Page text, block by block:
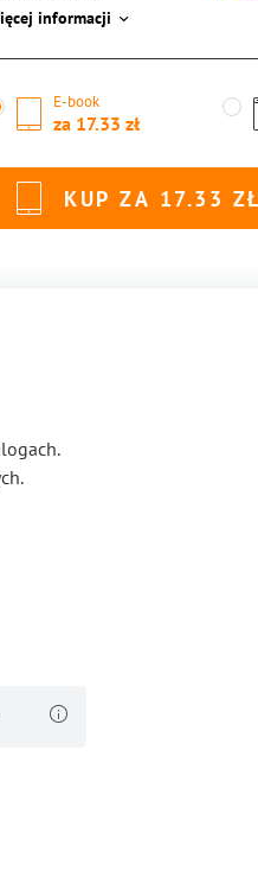
informacji
E-book
za 17.33
KUP ZA 17.33